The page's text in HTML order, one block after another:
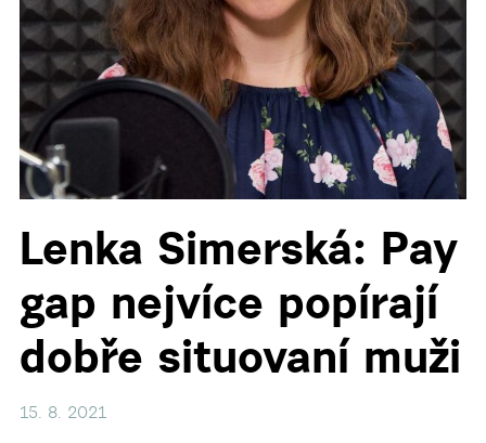
Lenka Simerská: Pay
gap nejvíce popírají
dobře situovaní muži
15. 8. 2021